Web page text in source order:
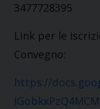
3477728395
Link per le
Convegno:
https://